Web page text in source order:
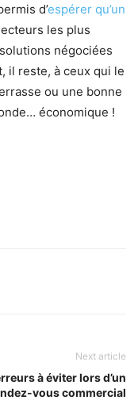
d’espérer qu’un
les plus
négociées
il reste, à ceux qui le
ou une bonne
économique !
Next article
à éviter lors d’un
vous commercial